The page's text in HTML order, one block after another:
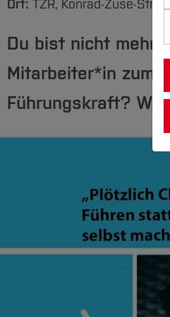
Ort: TZR, Konrad-Zuse-Str.
Du bist nicht mehr
Mitarbeiter*in zum
Führungskraft?